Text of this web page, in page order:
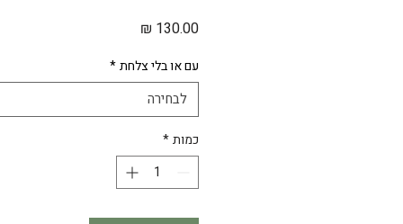
עם או בלי צלחת*
לבחירה
כמות*